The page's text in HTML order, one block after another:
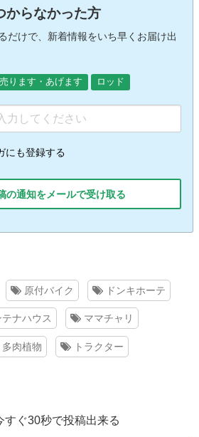
からなかった方
だけで、新着情報をいち早くお届け出
売ります・あげます ロッド
にも登録する
の通知をメールで受け取る
原付バイク ドンキホーテ
テナハウス ママチャリ
多肉植物 トラクター
すぐ30秒で投稿出来る